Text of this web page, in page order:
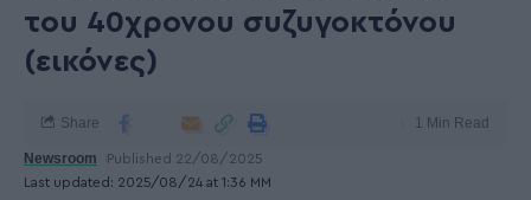
του 40χρονου συζυγοκτόνου
(εικόνες)
Last updated: 2025/08/24 at 1:36 ΜΜ
Newsroom Published 22/08/2025
Share 1 Min Read